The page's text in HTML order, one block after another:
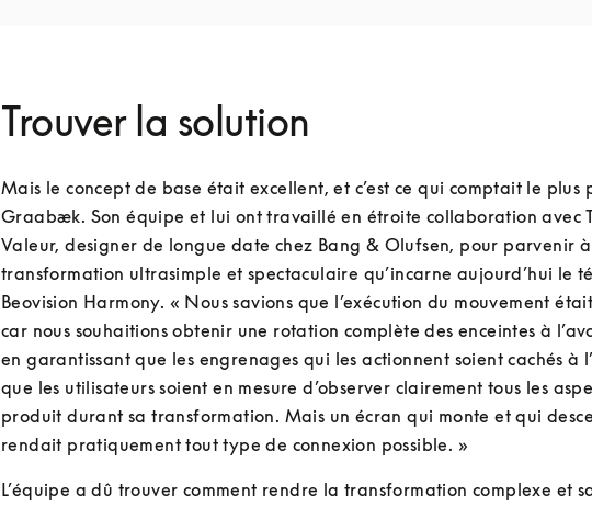
Trouver la solution
Mais le concept de base était excellent, et c’est ce qui comptait le plus
Graabæk. Son équipe et lui ont travaillé en étroite collaboration avec
Valeur, designer de longue date chez Bang & Olufsen, pour parvenir
transformation ultrasimple et spectaculaire qu’incarne aujourd’hui le
Beovision Harmony. « Nous savions que l’exécution du mouvement
car nous souhaitions obtenir une rotation complète des enceintes à
en garantissant que les engrenages qui les actionnent soient cachés à
que les utilisateurs soient en mesure d’observer clairement tous les
produit durant sa transformation. Mais un écran qui monte et qui
rendait pratiquement tout type de connexion possible. »
L’équipe a dû trouver comment rendre la transformation complexe et